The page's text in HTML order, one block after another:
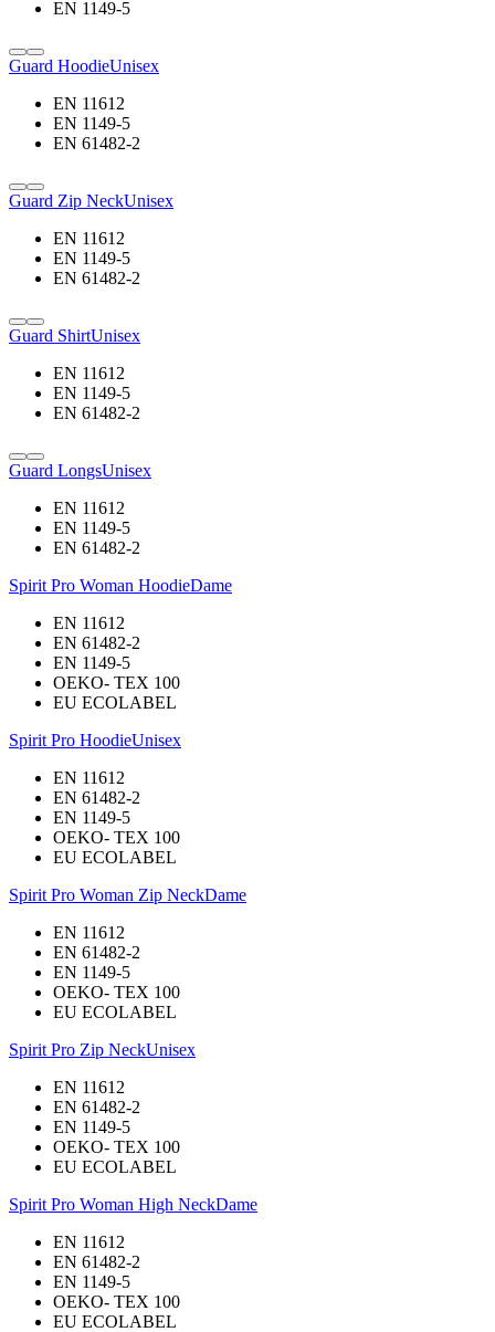
EN 1149-5
Guard HoodieUnisex
EN 11612
EN 1149-5
EN 61482-2
Guard Zip NeckUnisex
EN 11612
EN 1149-5
EN 61482-2
Guard ShirtUnisex
EN 11612
EN 1149-5
EN 61482-2
Guard LongsUnisex
EN 11612
EN 1149-5
EN 61482-2
Spirit Pro Woman HoodieDame
EN 11612
EN 61482-2
EN 1149-5
OEKO- TEX 100
EU ECOLABEL
Spirit Pro HoodieUnisex
EN 11612
EN 61482-2
EN 1149-5
OEKO- TEX 100
EU ECOLABEL
Spirit Pro Woman Zip NeckDame
EN 11612
EN 61482-2
EN 1149-5
OEKO- TEX 100
EU ECOLABEL
Spirit Pro Zip NeckUnisex
EN 11612
EN 61482-2
EN 1149-5
OEKO- TEX 100
EU ECOLABEL
Spirit Pro Woman High NeckDame
EN 11612
EN 61482-2
EN 1149-5
OEKO- TEX 100
EU ECOLABEL